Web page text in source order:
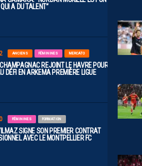
A DU TALENT”
ANCIENS FÉMININES MERCATO
REJOINT LE HAVRE POUR UN
DÉFI EN ARKEMA PREMIÈRE LIGUE
FÉMININES FORMATION
SIGNE SON PREMIER CONTRAT
AVEC LE MONTPELLIER FC